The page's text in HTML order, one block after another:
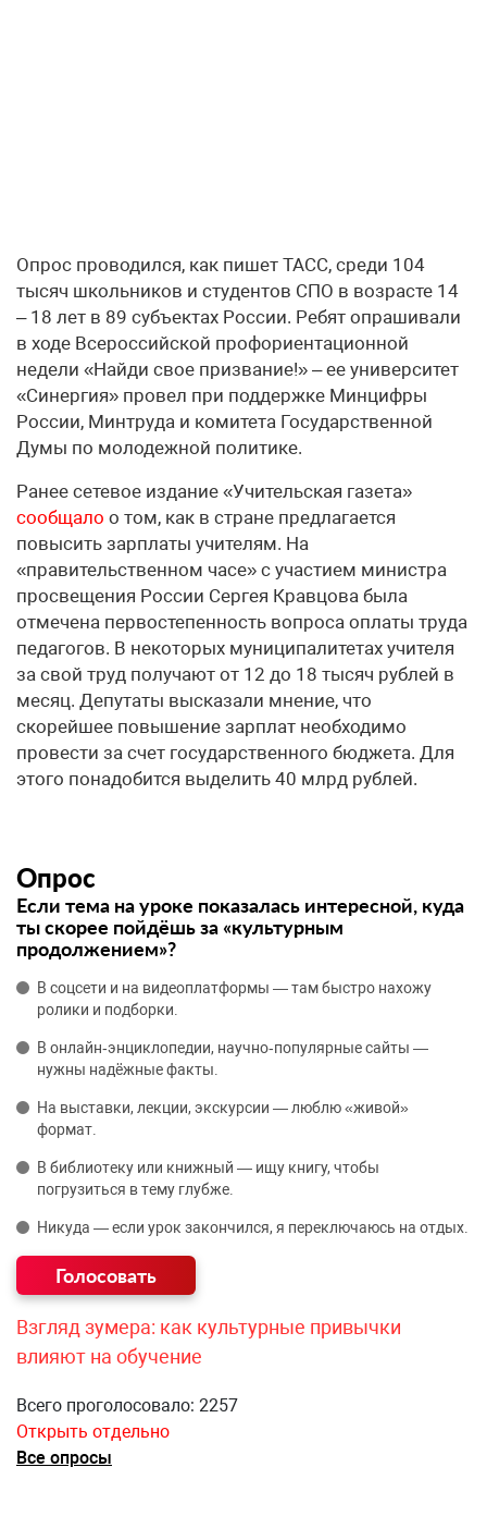
Опрос проводился, как пишет ТАСС, среди 104
тысяч школьников и студентов СПО в возрасте 14
– 18 лет в 89 субъектах России. Ребят опрашивали
в ходе Всероссийской профориентационной
недели «Найди свое призвание!» – ее университет
«Синергия» провел при поддержке Минцифры
России, Минтруда и комитета Государственной
Думы по молодежной политике.
Ранее сетевое издание «Учительская газета»
сообщало о том, как в стране предлагается
повысить зарплаты учителям. На
«правительственном часе» с участием министра
просвещения России Сергея Кравцова была
отмечена первостепенность вопроса оплаты труда
педагогов. В некоторых муниципалитетах учителя
за свой труд получают от 12 до 18 тысяч рублей в
месяц. Депутаты высказали мнение, что
скорейшее повышение зарплат необходимо
провести за счет государственного бюджета. Для
этого понадобится выделить 40 млрд рублей.
Опрос
Если тема на уроке показалась интересной, куда
ты скорее пойдёшь за «культурным
продолжением»?
В соцсети и на видеоплатформы — там быстро нахожу
ролики и подборки.
В онлайн‑энциклопедии, научно‑популярные сайты —
нужны надёжные факты.
На выставки, лекции, экскурсии — люблю «живой»
формат.
В библиотеку или книжный — ищу книгу, чтобы
погрузиться в тему глубже.
Никуда — если урок закончился, я переключаюсь на отдых.
Взгляд зумера: как культурные привычки
влияют на обучение
Всего проголосовало: 2257
Открыть отдельно
Все опросы